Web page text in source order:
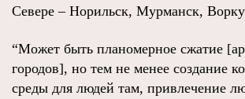
Севере – Норильск, Мурманск,
“Может быть планомерное сжатие
городов], но тем не менее создание
среды для людей там, привлечение